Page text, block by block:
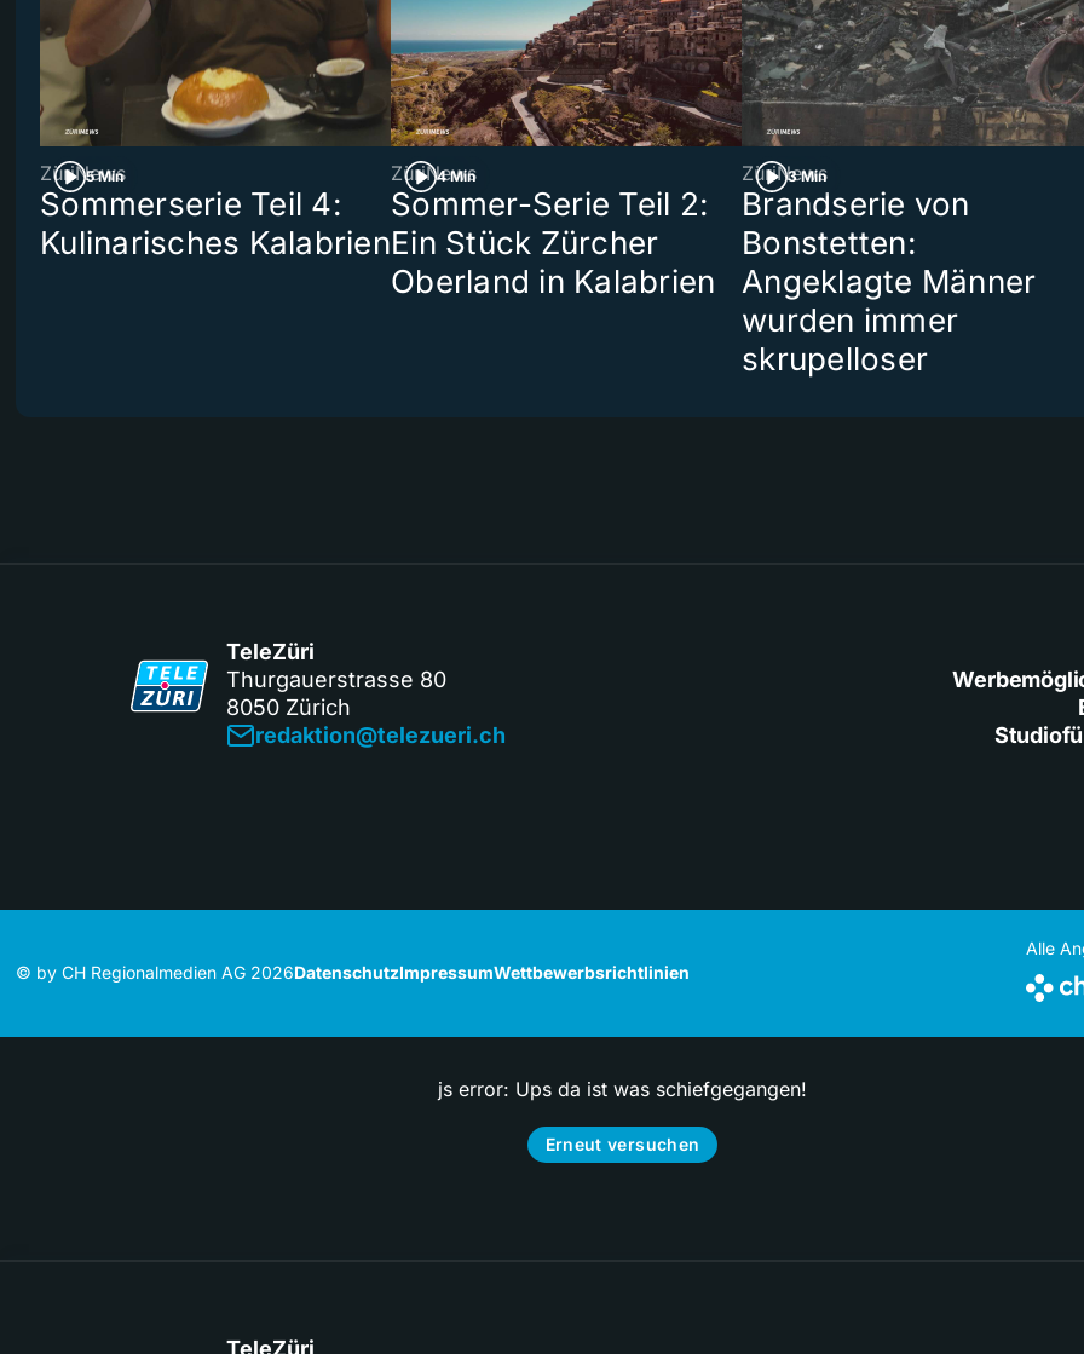
5 Min
ZüriNews
Sommerserie Teil 4:
Kulinarisches Kalabrien
4 Min
ZüriNews
Sommer-Serie Teil 2:
Ein Stück Zürcher
Oberland in Kalabrien
3 Min
ZüriNews
Brandserie von
Bonstetten:
Angeklagte Männer
wurden immer
skrupelloser
TeleZüri
Thurgauerstrasse 80
8050 Zürich
redaktion@telezueri.ch
© by CH Regionalmedien AG 2026DatenschutzImpressumWettbewerbsrichtlinien
Alle
js error: Ups da ist was schiefgegangen!
Erneut versuchen
TeleZüri